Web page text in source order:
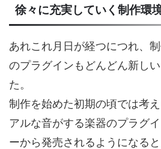
徐々に充実していく制作環
あれこれ月日が経つにつれ、
のプラグインもどんどん新し
た。
制作を始めた初期の頃では考
アルな音がする楽器のプラグ
ーから発売されるようになる